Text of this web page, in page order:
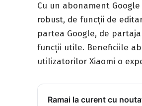
Cu un abonament Google
robust, de funcții de
partea Google, de
funcții utile. Beneficiile
utilizatorilor Xiaomi o
Ramai la curent cu